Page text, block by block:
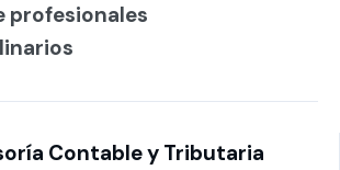
profesionales
Contable y Tributaria